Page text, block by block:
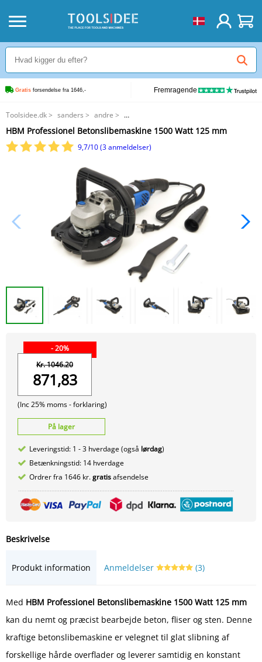
Gratis forsendelse fra 1646,- Fremragende
Toolsidee.dk> sanders > andre >
HBM Professionel Betonslibemaskine 1500 Watt 125 mm
HBM Professionel Betonslibemaskine 1500 Watt 125 mm
9,7/10 (3 anmeldelser)
- 20%
Kr. 1046.20
871,83
(Inc 25% moms -forklaring)
På lager
Leveringstid: 1 - 3 hverdage (også lørdag)
Betænkningstid: 14 hverdage
Ordrer fra 1646 kr.gratisafsendelse
Beskrivelse
Produkt information Anmeldelser (3)
Med HBM Professionel Betonslibemaskine 1500 Watt 125 mm
kan du nemt og præcist bearbejde beton, fliser og sten. Denne
kraftige betonslibemaskine er velegnet til glat slibning af
forskellige hårde overflader og leverer samtidig en konstant